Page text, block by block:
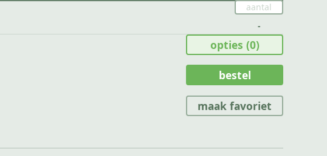
-
opties (0)
bestel
maak favoriet